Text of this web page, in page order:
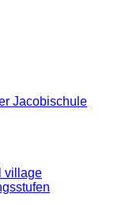
Jacobischule
village